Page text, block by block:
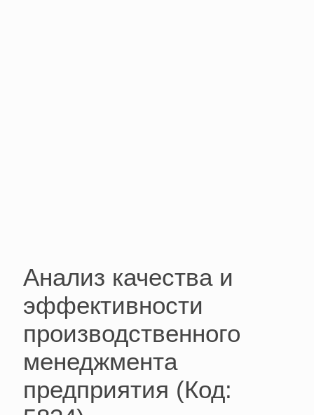
Анализ качества и
эффективности
производственного
менеджмента
предприятия (Код: